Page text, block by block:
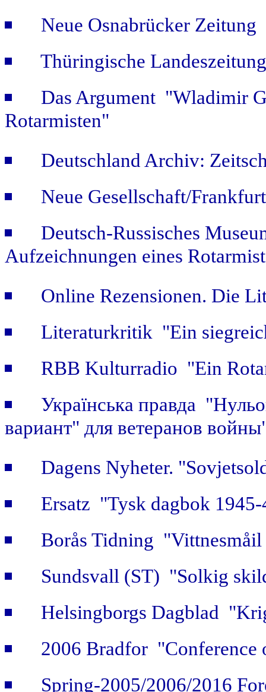
Neue Osnabrücker
Thüringische
Das Argument "Wladimir
Rotarmisten"
Deutschland Archiv:
Neue Gesellschaft/
Deutsch-Russisches
Aufzeichnungen eines
Online Rezensionen. Die
Literaturkritik "Ein
RBB Kulturradio "Ein
Українська правда
вариант" для ветеранов
Dagens Nyheter.
Ersatz "Tysk dagbok
Borås Tidning
Sundsvall (ST) "Solkig
Helsingborgs Dagblad
2006 Bradfor "Conference
Spring-2005/2006/2016